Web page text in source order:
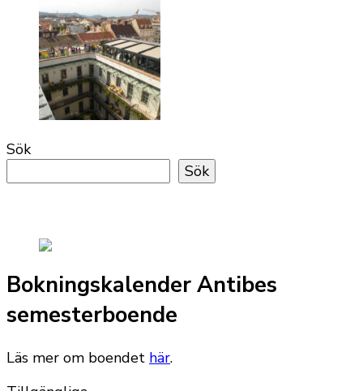
Sök
Sök
Bokningskalender Antibes
semesterboende
Läs mer om boendet här.